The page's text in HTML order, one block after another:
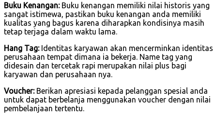
Buku Kenangan:Buku kenangan memiliki nilai historis yang
sangat istimewa, pastikan buku kenangan anda memiliki
kualitas yang bagus karena diharapkan kondisinya masih
tetap terjaga dalam waktu lama.
Hang Tag:Identitas karyawan akan mencerminkan identitas
perusahaan tempat dimana ia bekerja. Name tag yang
didesain dan tercetak rapi merupakan nilai plus bagi
karyawan dan perusahaan nya.
Voucher:Berikan apresiasi kepada pelanggan spesial anda
untuk dapat berbelanja menggunakan voucher dengan nilai
pembelanjaan tertentu.